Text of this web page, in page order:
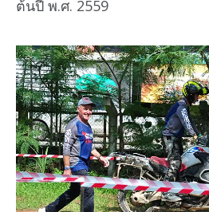
ต้นปี พ.ศ. 2559